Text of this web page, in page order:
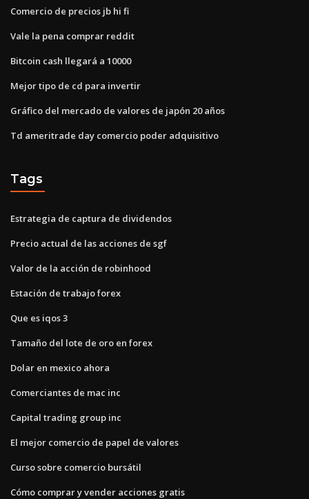
Comercio de precios jb hi fi
Vale la pena comprar reddit
Bitcoin cash llegará a 10000
Mejor tipo de cd para invertir
Gráfico del mercado de valores de japón 20 años
Td ameritrade day comercio poder adquisitivo
Tags
Estrategia de captura de dividendos
Precio actual de las acciones de sgf
Valor de la acción de robinhood
Estación de trabajo forex
Que es iqos 3
Tamaño del lote de oro en forex
Dolar en mexico ahora
Comerciantes de mac inc
Capital trading group inc
El mejor comercio de papel de valores
Curso sobre comercio bursátil
Cómo comprar y vender acciones gratis